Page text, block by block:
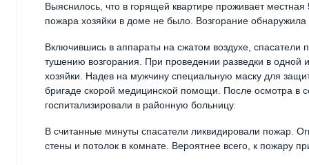
Выяснилось, что в горящей квартире проживает
пожара хозяйки в доме не было. Возгорание
Включившись в аппараты на сжатом воздухе,
тушению возгорания. При проведении разведки в
хозяйки. Надев на мужчину специальную маску для
бригаде скорой медицинской помощи. После осмотра в
госпитализировали в районную больницу.
В считанные минуты спасатели ликвидировали пожар.
стены и потолок в комнате. Вероятнее всего, к пожару